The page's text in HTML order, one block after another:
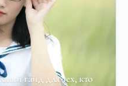
гайд для тех, кто